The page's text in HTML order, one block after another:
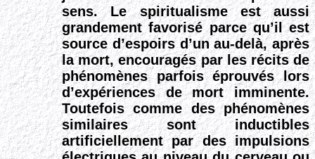
sens. Le spiritualisme est aussi
grandement favorisé parce qu’il est
source d’espoirs d’un au-delà, après
la mort, encouragés par les récits de
phénomènes parfois éprouvés lors
d’expériences de mort imminente.
Toutefois comme des phénomènes
similaires sont inductibles
artificiellement par des impulsions